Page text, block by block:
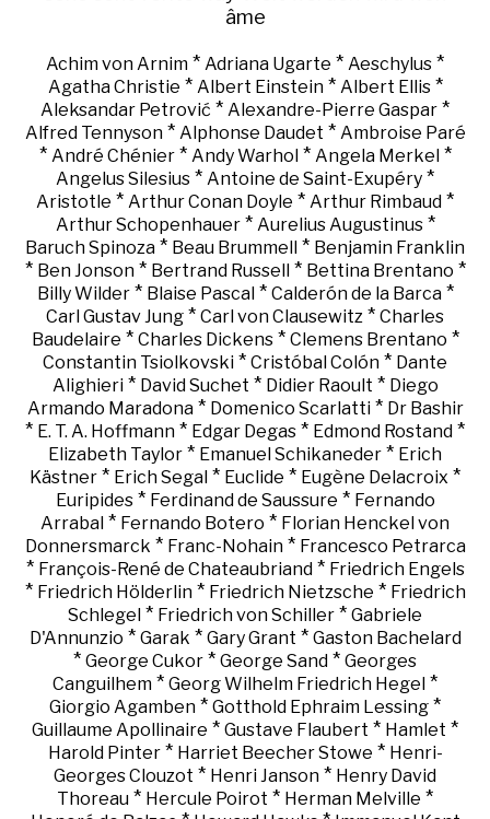
âme
Achim von Arnim * Adriana Ugarte * Aeschylus *
Agatha Christie * Albert Einstein* Albert Ellis*
Aleksandar Petrović * Alexandre-Pierre Gaspar *
Alfred Tennyson* Alphonse Daudet * Ambroise Paré
* André Chénier* Andy Warhol * Angela Merkel *
Angelus Silesius * Antoine de Saint-Exupéry *
Aristotle * Arthur Conan Doyle * Arthur Rimbaud *
Arthur Schopenhauer* Aurelius Augustinus*
Baruch Spinoza * Beau Brummell * Benjamin Franklin
* Ben Jonson* Bertrand Russell * Bettina Brentano *
Billy Wilder* Blaise Pascal* Calderón de la Barca*
Carl Gustav Jung * Carl von Clausewitz * Charles
Baudelaire * Charles Dickens* Clemens Brentano *
Constantin Tsiolkovski * Cristóbal Colón * Dante
Alighieri* David Suchet * Didier Raoult * Diego
Armando Maradona* Domenico Scarlatti* Dr Bashir
* E. T. A. Hoffmann * Edgar Degas * Edmond Rostand *
Elizabeth Taylor * Emanuel Schikaneder * Erich
Kästner * Erich Segal * Euclide * Eugène Delacroix *
Euripides* Ferdinand de Saussure * Fernando
Arrabal * Fernando Botero * Florian Henckel von
Donnersmarck * Franc-Nohain* Francesco Petrarca
* François-René de Chateaubriand* Friedrich Engels
* Friedrich Hölderlin* Friedrich Nietzsche * Friedrich
Schlegel * Friedrich von Schiller * Gabriele
D'Annunzio * Garak * Gary Grant * Gaston Bachelard
* George Cukor * George Sand * Georges
Canguilhem * Georg Wilhelm Friedrich Hegel *
Giorgio Agamben * Gotthold Ephraim Lessing *
Guillaume Apollinaire * Gustave Flaubert * Hamlet *
Harold Pinter* Harriet Beecher Stowe * Henri-
Georges Clouzot * Henri Janson * Henry David
Thoreau * Hercule Poirot * Herman Melville *